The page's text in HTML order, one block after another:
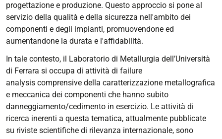
progettazione e produzione. Questo approccio si pone al
servizio della qualità e della sicurezza nell'ambito dei
componenti e degli impianti, promuovendone ed
aumentandone la durata e l'affidabilità.
In tale contesto, il Laboratorio di Metallurgia dell’Università
di Ferrara si occupa di attività di failure
analysis comprensive della caratterizzazione metallografica
e meccanica dei componenti che hanno subito
danneggiamento/cedimento in esercizio. Le attività di
ricerca inerenti a questa tematica, attualmente pubblicate
su riviste scientifiche di rilevanza internazionale, sono